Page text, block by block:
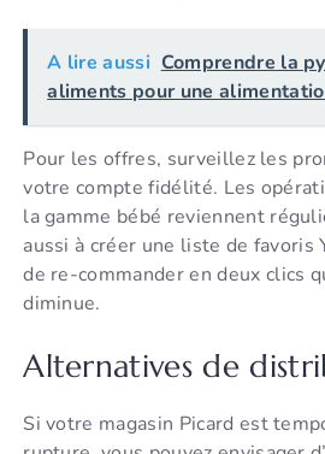
A lire aussi Comprendre la
aliments pour une
Pour les offres, surveillez les
votre compte fidélité. Les
la gamme bébé reviennent
aussi à créer une liste de favoris
de re-commander en deux clics
diminue.
Alternatives de
Si votre magasin Picard est